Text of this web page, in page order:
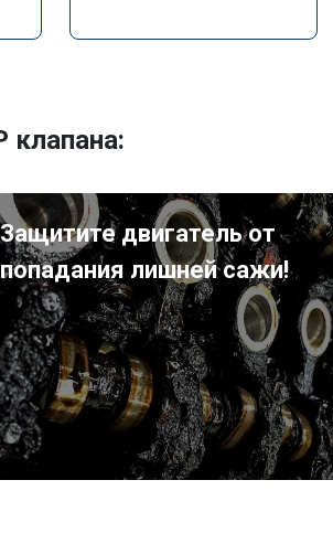
клапана:
Защитите двигатель от
попадания лишней сажи!